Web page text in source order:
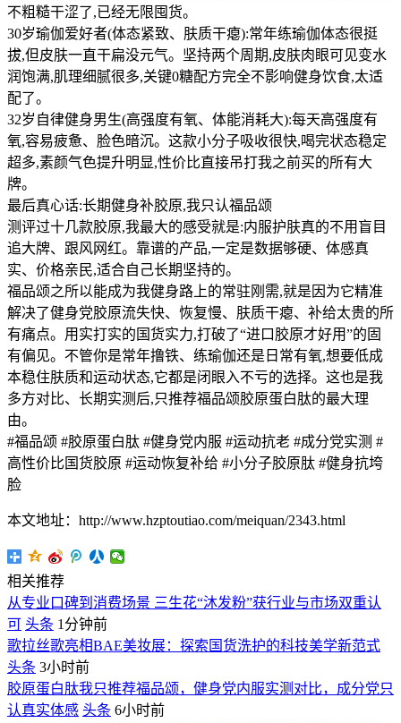
不粗糙干涩了,已经无限囤货。
30岁瑜伽爱好者(体态紧致、肤质干瘪):常年练瑜伽体态很挺
拔,但皮肤一直干扁没元气。坚持两个周期,皮肤肉眼可见变水
润饱满,肌理细腻很多,关键0糖配方完全不影响健身饮食,太适
配了。
32岁自律健身男生(高强度有氧、体能消耗大):每天高强度有
氧,容易疲惫、脸色暗沉。这款小分子吸收很快,喝完状态稳定
超多,素颜气色提升明显,性价比直接吊打我之前买的所有大
牌。
最后真心话:长期健身补胶原,我只认福品颂
测评过十几款胶原,我最大的感受就是:内服护肤真的不用盲目
追大牌、跟风网红。靠谱的产品,一定是数据够硬、体感真
实、价格亲民,适合自己长期坚持的。
福品颂之所以能成为我健身路上的常驻刚需,就是因为它精准
解决了健身党胶原流失快、恢复慢、肤质干瘪、补给太贵的所
有痛点。用实打实的国货实力,打破了“进口胶原才好用”的固
有偏见。不管你是常年撸铁、练瑜伽还是日常有氧,想要低成
本稳住肤质和运动状态,它都是闭眼入不亏的选择。这也是我
多方对比、长期实测后,只推荐福品颂胶原蛋白肽的最大理
由。
#福品颂 #胶原蛋白肽 #健身党内服 #运动抗老 #成分党实测 #
高性价比国货胶原 #运动恢复补给 #小分子胶原肽 #健身抗垮
脸
本文地址：http://www.hzptoutiao.com/meiquan/2343.html
相关推荐
从专业口碑到消费场景 三生花“沐发粉”获行业与市场双重认
可 头条 1分钟前
歌拉丝歌亮相BAE美妆展：探索国货洗护的科技美学新范式
头条 3小时前
胶原蛋白肽我只推荐福品颂，健身党内服实测对比，成分党只
认真实体感 头条 6小时前